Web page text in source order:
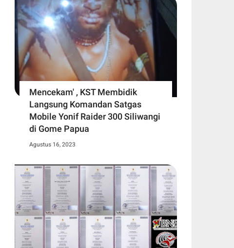
Mencekam' , KST Membidik
Langsung Komandan Satgas
Mobile Yonif Raider 300 Siliwangi
di Gome Papua
Agustus 16, 2023